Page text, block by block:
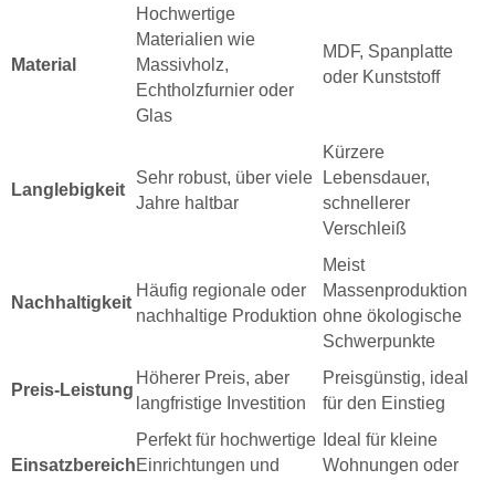
Material
Hochwertige
Materialien wie
Massivholz,
Echtholzfurnier oder
Glas
MDF, Spanplatte
oder Kunststoff
Langlebigkeit
Sehr robust, über viele
Jahre haltbar
Kürzere
Lebensdauer,
schnellerer
Verschleiß
Nachhaltigkeit
Häufig regionale oder
nachhaltige Produktion
Meist
Massenproduktion
ohne ökologische
Schwerpunkte
Preis-Leistung
Höherer Preis, aber
langfristige Investition
Preisgünstig, ideal
für den Einstieg
Einsatzbereich
Perfekt für hochwertige
Einrichtungen und
Ideal für kleine
Wohnungen oder